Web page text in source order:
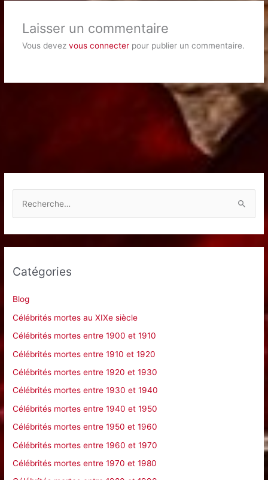
Laisser un commentaire
Vous devez vous connecterpour publier un commentaire.
h
r
:
Catégories
Blog
Célébrités mortes au XIXe siècle
Célébrités mortes entre 1900 et 1910
Célébrités mortes entre 1910 et 1920
Célébrités mortes entre 1920 et 1930
Célébrités mortes entre 1930 et 1940
Célébrités mortes entre 1940 et 1950
Célébrités mortes entre 1950 et 1960
Célébrités mortes entre 1960 et 1970
Célébrités mortes entre 1970 et 1980